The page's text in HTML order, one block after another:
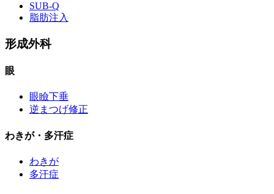
SUB-Q
脂肪注入
形成外科
眼
眼瞼下垂
逆まつげ修正
わきが・多汗症
わきが
多汗症